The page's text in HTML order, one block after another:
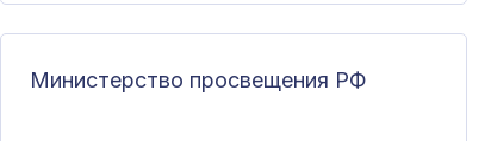
Министерство просвещения РФ